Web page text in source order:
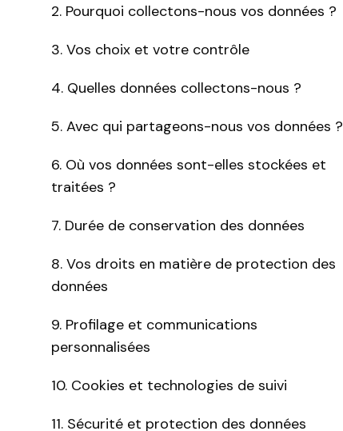
2. Pourquoi collectons-nous vos données ?
3. Vos choix et votre contrôle
4. Quelles données collectons-nous ?
5. Avec qui partageons-nous vos données ?
6. Où vos données sont-elles stockées et
traitées ?
7. Durée de conservation des données
8. Vos droits en matière de protection des
données
9. Profilage et communications
personnalisées
10. Cookies et technologies de suivi
11. Sécurité et protection des données